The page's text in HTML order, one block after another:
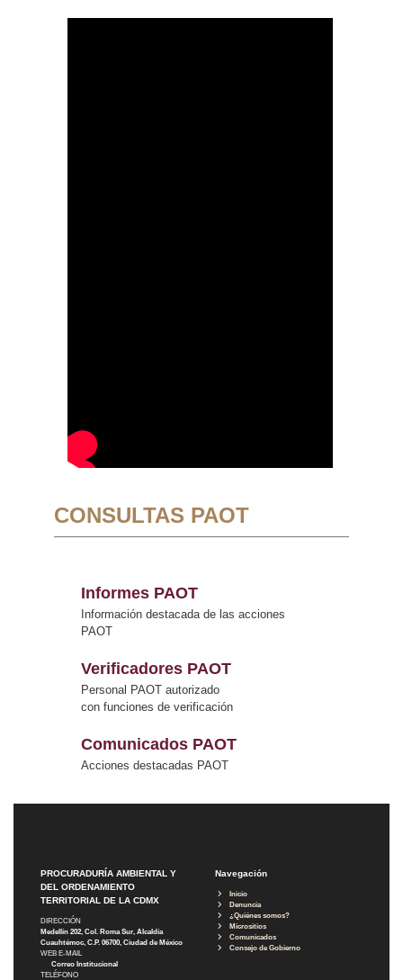
CONSULTAS PAOT
Informes PAOT
Información destacada de las acciones
PAOT
Verificadores PAOT
Personal PAOT autorizado
con funciones de verificación
Comunicados PAOT
Acciones destacadas PAOT
PROCURADURÍA AMBIENTAL Y
DEL ORDENAMIENTO
TERRITORIAL DE LA CDMX
DIRECCIÓN
Medellín 202, Col. Roma Sur, Alcaldía
Cuauhtémoc, C.P. 06700, Ciudad de México
WEB E-MAIL
Correo Institucional
TELÉFONO
Navegación
Inicio
Denuncia
¿Quiénes somos?
Micrositios
Comunicados
Consejo de Gobierno